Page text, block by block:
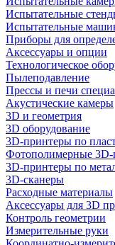
Испытательные
Испытательные
Приборы для
Аксессуары и опции
Технологическое
Пылеподавление
Прессы и печи
Акустические камеры
3D и геометрия
3D оборудование
3D-принтеры по
Фотополимерные
3D-принтеры по
3D-сканеры
Расходные материалы
Аксессуары для 3D
Контроль геометрии
Измерительные руки